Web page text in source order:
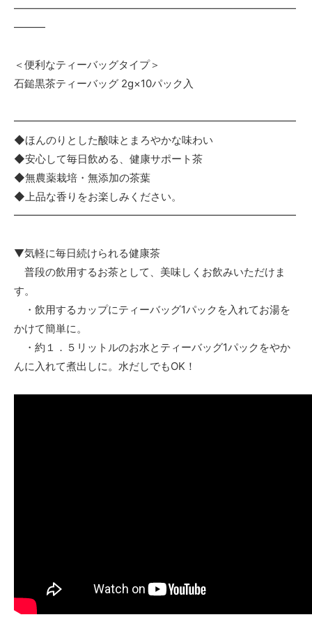
―――――――――――――――――――――――――――
―――
＜便利なティーバッグタイプ＞
石鎚黒茶ティーバッグ 2g×10パック入
━━━━━━━━━━━━━━━━━━━━━━━━━━━
◆ほんのりとした酸味とまろやかな味わい
◆安心して毎日飲める、健康サポート茶
◆無農薬栽培・無添加の茶葉
◆上品な香りをお楽しみください。
━━━━━━━━━━━━━━━━━━━━━━━━━━━
▼気軽に毎日続けられる健康茶
普段の飲用するお茶として、美味しくお飲みいただけま
す。
・飲用するカップにティーバッグ1パックを入れてお湯を
かけて簡単に。
・約１．５リットルのお水とティーバッグ1パックをやか
んに入れて煮出しに。水だしでもOK！